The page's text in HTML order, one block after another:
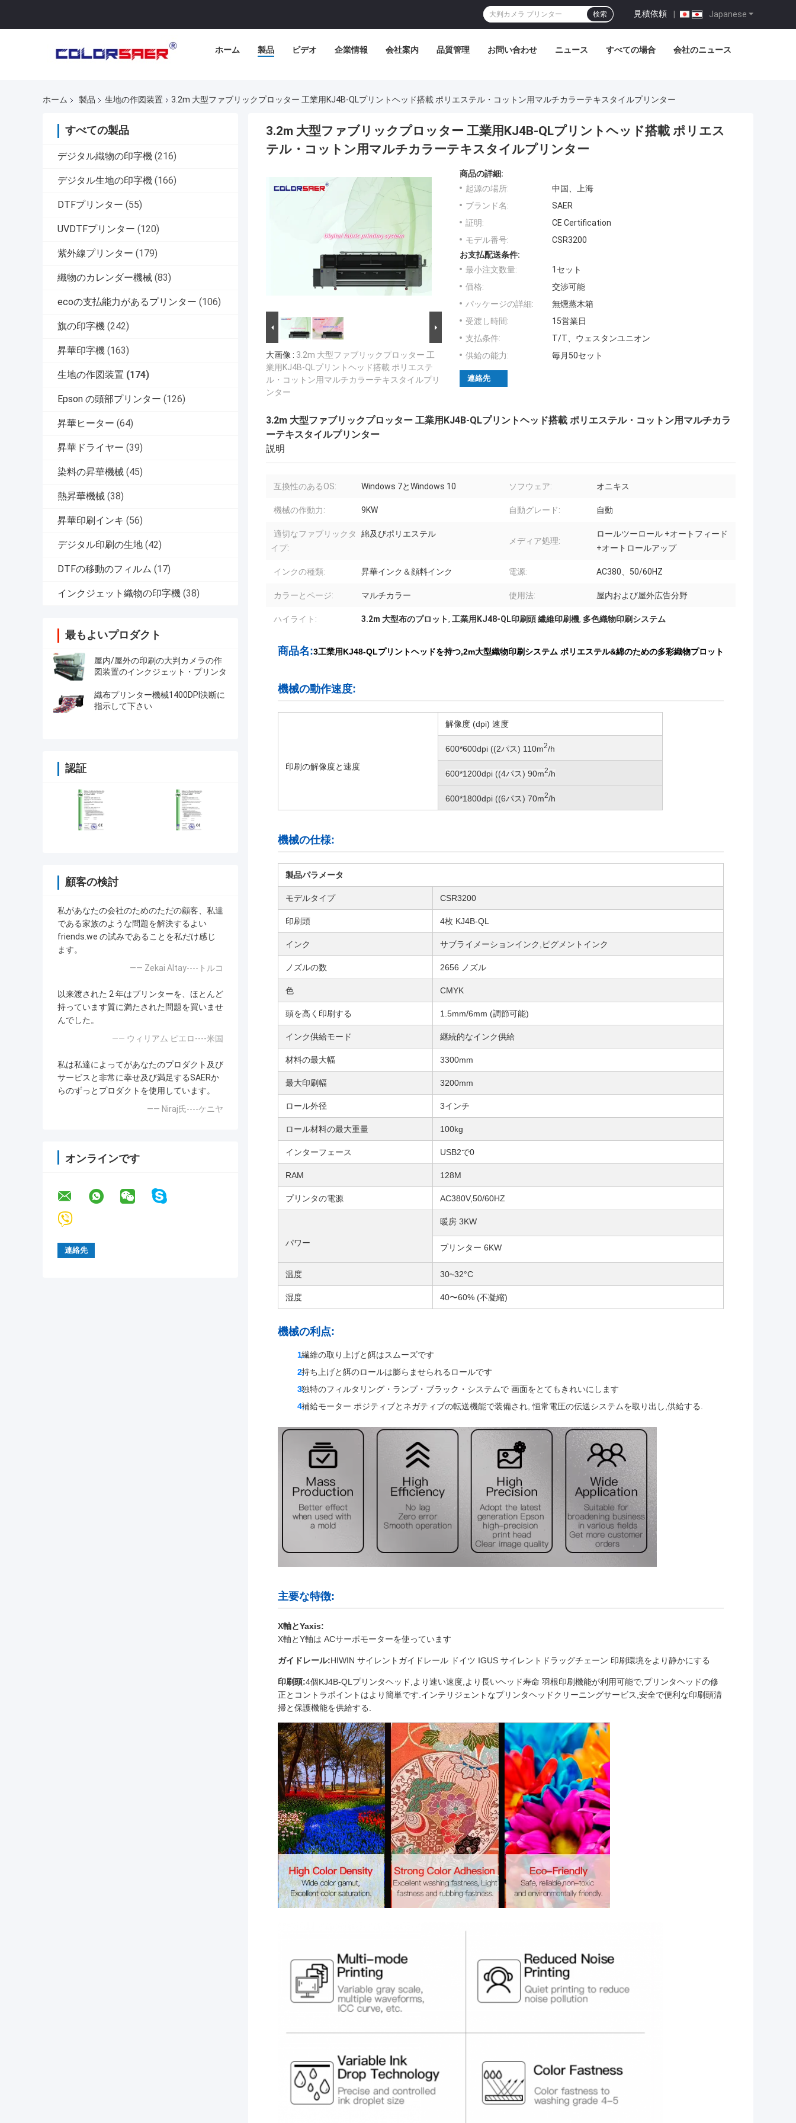
Japanese
見積依頼 |
検索
ホーム 製品 ビデオ 企業情報 会社案内 品質管理 お問い合わせ ニュース すべての場合 会社のニュース
ホーム 製品 生地の作図装置 3.2m 大型ファブリックプロッター 工業用KJ4B-QLプリントヘッド搭載 ポリエステル・コットン用マルチカラーテキスタイルプリンター
すべての製品
デジタル織物の印字機 (216)
デジタル生地の印字機 (166)
DTFプリンター (55)
UVDTFプリンター (120)
紫外線プリンター (179)
織物のカレンダー機械 (83)
ecoの支払能力があるプリンター (106)
旗の印字機 (242)
昇華印字機 (163)
生地の作図装置 (174)
Epson の頭部プリンター (126)
昇華ヒーター (64)
昇華ドライヤー (39)
染料の昇華機械 (45)
熱昇華機械 (38)
昇華印刷インキ (56)
デジタル印刷の生地 (42)
DTFの移動のフィルム (17)
インクジェット織物の印字機 (38)
最もよいプロダクト
屋内/屋外の印刷の大判カメラの作
図装置のインクジェット・プリンタ
織布プリンター機械1400DPI決断に
指示して下さい
認証
顧客の検討
私があなたの会社のためのただの顧客、私達
である家族のような問題を解決するよい
friends.we の試みであることを私だけ感じ
ます。
—— Zekai Altay----トルコ
以来渡された 2 年はプリンターを、ほとんど
持っています質に満たされた問題を買いませ
んでした。
—— ウィリアム ピエロ----米国
私は私達によってがあなたのプロダクト及び
サービスと非常に幸せ及び満足するSAERか
らのずっとプロダクトを使用しています。
—— Niraj氏----ケニヤ
オンラインです
3.2m 大型ファブリックプロッター 工業用KJ4B-QLプリントヘッド搭載 ポリエス
テル・コットン用マルチカラーテキスタイルプリンター
大画像 : 3.2m 大型ファブリックプロッター 工
業用KJ4B-QLプリントヘッド搭載 ポリエステ
ル・コットン用マルチカラーテキスタイルプリ
ンター
商品の詳細:
起源の場所:
中国、上海
ブランド名:
SAER
証明:
CE Certification
モデル番号:
CSR3200
お支払配送条件:
最小注文数量:
1セット
価格:
交渉可能
パッケージの詳細:
無燻蒸木箱
受渡し時間:
15営業日
支払条件:
T/T、ウェスタンユニオン
供給の能力:
毎月50セット
連絡先
3.2m 大型ファブリックプロッター 工業用KJ4B-QLプリントヘッド搭載 ポリエステル・コットン用マルチカラ
ーテキスタイルプリンター
説明
互換性のあるOS: Windows 7とWindows 10 ソフウェア: オニキス
機械の作動力: 9KW 自動グレード: 自動
適切なファブリックタ
イプ:
綿及びポリエステル
メディア処理:
ロールツーロール +オートフィード
+オートロールアップ
インクの種類: 昇華インク＆顔料インク 電源: AC380、50/60HZ
カラーとページ: マルチカラー 使用法: 屋内および屋外広告分野
ハイライト: 3.2m 大型布のプロット, 工業用KJ48-QL印刷頭 繊維印刷機, 多色織物印刷システム
商品名:3工業用KJ48-QLプリントヘッドを持つ,2m大型織物印刷システム ポリエステル&綿のための多彩織物プロット
機械の動作速度:
印刷の解像度と速度
解像度 (dpi) 速度
600*600dpi ((2パス) 110m2/h
600*1200dpi ((4パス) 90m2/h
600*1800dpi ((6パス) 70m2/h
機械の仕様:
製品パラメータ
モデルタイプ CSR3200
印刷頭 4枚 KJ4B-QL
インク サブライメーションインク,ピグメントインク
ノズルの数 2656 ノズル
色 CMYK
頭を高く印刷する 1.5mm/6mm (調節可能)
インク供給モード 継続的なインク供給
材料の最大幅 3300mm
最大印刷幅 3200mm
ロール外径 3インチ
ロール材料の最大重量 100kg
インターフェース USB2で0
RAM 128M
プリンタの電源 AC380V,50/60HZ
パワー
暖房 3KW
プリンター 6KW
温度 30~32°C
湿度 40〜60% (不凝縮)
機械の利点:
繊維の取り上げと餌はスムーズです
持ち上げと餌のロールは膨らませられるロールです
独特のフィルタリング・ランプ・ブラック・システムで 画面をとてもきれいにします
補給モーター ポジティブとネガティブの転送機能で装備され, 恒常電圧の伝送システムを取り出し,供給する.
主要な特徴:
X軸とYaxis:
X軸とY軸は ACサーボモーターを使っています
ガイドレール:HIWIN サイレントガイドレール ドイツ IGUS サイレントドラッグチェーン 印刷環境をより静かにする
印刷頭:4個KJ4B-QLプリンタヘッド,より速い速度,より長いヘッド寿命 羽根印刷機能が利用可能で,プリンタヘッドの修
正とコントラポイントはより簡単です.インテリジェントなプリンタヘッドクリーニングサービス,安全で便利な印刷頭清
掃と保護機能を供給する.